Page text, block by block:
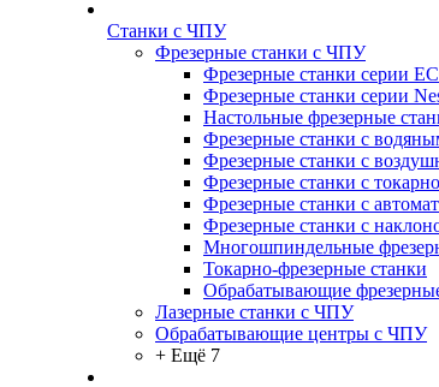
Станки с ЧПУ
Фрезерные станки с ЧПУ
Фрезерные станки серии
Фрезерные станки серии
Настольные фрезерные
Фрезерные станки с
Фрезерные станки с
Фрезерные станки с
Фрезерные станки с
Фрезерные станки с
Многошпиндельные
Токарно-фрезерные станки
Обрабатывающие
Лазерные станки с ЧПУ
Обрабатывающие центры с ЧПУ
+ Ещё 7